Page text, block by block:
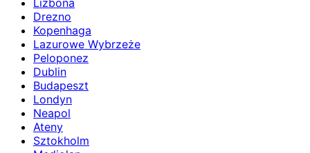
Drezno
Kopenhaga
Lazurowe Wybrzeże
Peloponez
Dublin
Budapeszt
Londyn
Neapol
Ateny
Sztokholm